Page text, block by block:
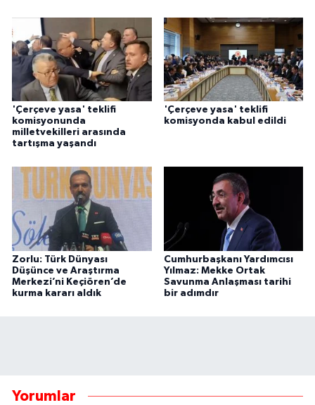
'Çerçeve yasa' teklifi
komisyonunda
milletvekilleri arasında
tartışma yaşandı
'Çerçeve yasa' teklifi
komisyonda kabul edildi
Zorlu: Türk Dünyası
Düşünce ve Araştırma
Merkezi’ni Keçiören’de
kurma kararı aldık
Cumhurbaşkanı Yardımcısı
Yılmaz: Mekke Ortak
Savunma Anlaşması tarihi
bir adımdır
Yorumlar